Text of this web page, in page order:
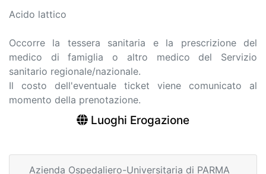
Acido lattico
Occorre la tessera sanitaria e la prescrizione del
medico di famiglia o altro medico del Servizio
sanitario regionale/nazionale.
Il costo dell'eventuale ticket viene comunicato al
momento della prenotazione.
Luoghi Erogazione
Azienda Ospedaliero-Universitaria di PARMA